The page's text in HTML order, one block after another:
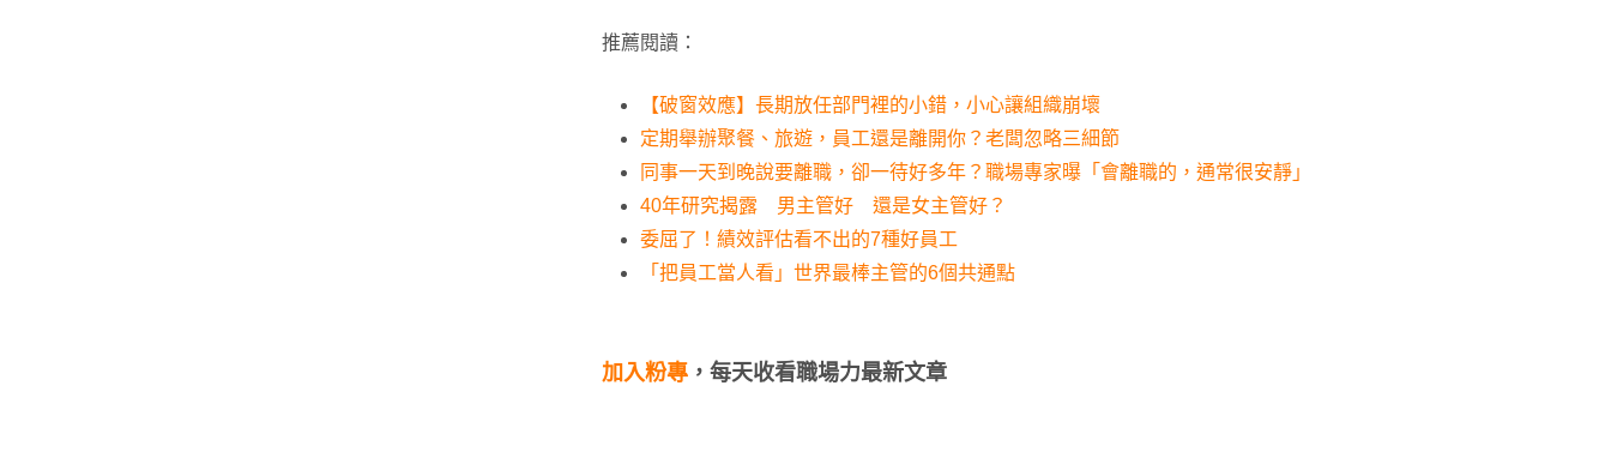
推薦閱讀：
【破窗效應】長期放任部門裡的小錯，小心讓組織崩壞
定期舉辦聚餐、旅遊，員工還是離開你？老闆忽略三細節
同事一天到晚說要離職，卻一待好多年？職場專家曝「會離職的，通常很安靜」
40年研究揭露 男主管好 還是女主管好？
委屈了！績效評估看不出的7種好員工
「把員工當人看」世界最棒主管的6個共通點
加入粉專 ，每天收看職場力最新文章